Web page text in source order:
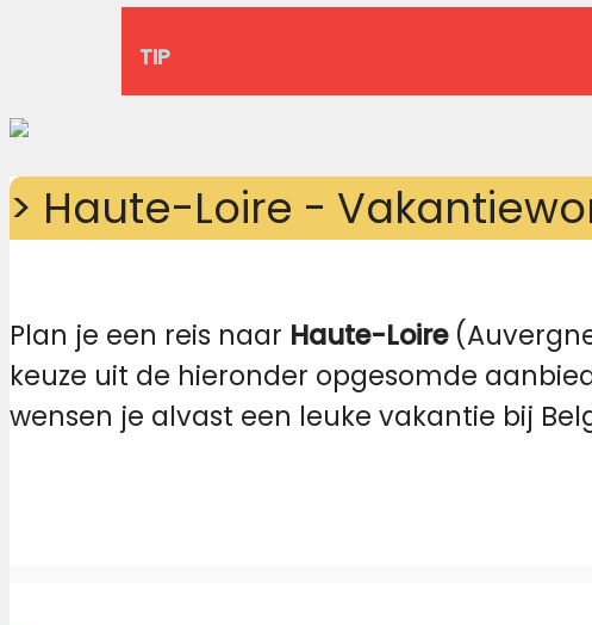
TIP
> Haute-Loire -
Plan je een reis naar Haute-Loire
keuze uit de hieronder opgesomde
wensen je alvast een leuke vakantie bij